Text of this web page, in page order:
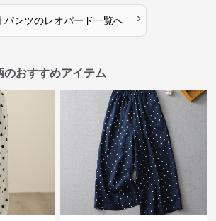
パンツのレオパード一覧へ ›
のおすすめアイテム